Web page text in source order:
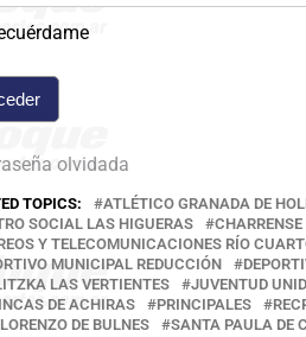
olvidada
TOPICS: ATLÉTICO GRANADA DE
SOCIAL LAS HIGUERAS
CHARRENSE
Y TELECOMUNICACIONES RÍO
MUNICIPAL REDUCCIÓN
LAS VERTIENTES
JUVENTUD
DE ACHIRAS
PRINCIPALES
DE BULNES
SANTA PAULA DE